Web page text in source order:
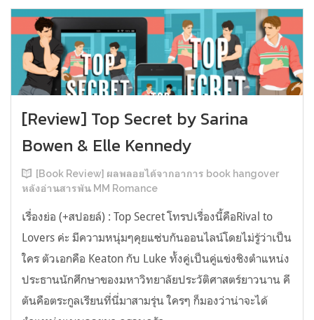
[Review] Top Secret by Sarina
Bowen & Elle Kennedy
[Book Review] ผลพลอยได้จากอาการ book hangover
หลังอ่านสารพัน MM Romance
เรื่องย่อ (+สปอยล์) : Top Secret โทรปเรื่องนี้คือRival to
Lovers ค่ะ มีความหนุ่มๆคุยแซ่บกันออนไลน์โดยไม่รู้ว่าเป็น
ใคร ตัวเอกคือ Keaton กับ Luke ทั้งคู่เป็นคู่แข่งชิงตำแหน่ง
ประธานนักศึกษาของมหาวิทยาลัยประวัติศาสตร์ยาวนาน คี
ตันคือตระกูลเรียนที่นี่มาสามรุ่น ใครๆ ก็มองว่าน่าจะได้